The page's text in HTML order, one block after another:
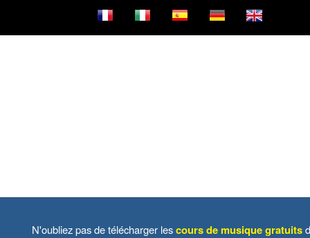
N'oubliez pas de télécharger lescours de musique gratuits